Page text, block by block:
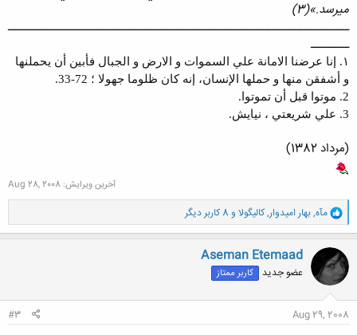
مي‏رسد.»(3)
ـــــــــــــــــــــــــــــــــــــــــــــــــــــــــــــــــــــــــــــــــــــــــــــــــــــــــــ
ــــــــــــ
۱. إنا عرضنا الامانة علي السموات و الارض و الجبال فأبين أن يحملنها
و أشفقن منها و حملها الإنسان، إنه کان ظلوما جهولا ؛ 72‍-33.
2. موتوا قبل أن تموتوا.
3. علي شريعتي ‍، نيايش.
(مرداد 1382)
آخرین ویرایش: Aug 28, 2008
و
ا
ک
ن
ش
ه
ا
مآه,بهار امیدوار,کالیگولا و 8 کاربر دیگر
Aseman Etemaad
عضو جدید کاربر ممتاز
Aug 29, 2008
#3